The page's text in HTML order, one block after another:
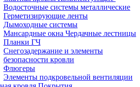
Водосточные системы металлические
Герметизирующие ленты
Дымоходные системы
Мансардные окна Чердачные лестницы
Планки ГЧ
Снегозадержание и элементы
безопасности кровли
Флюгеры
Элементы подкровельной вентиляции